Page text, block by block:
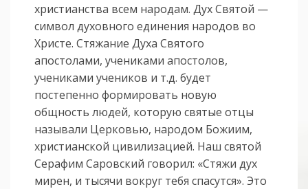
христианства всем народам. Дух Святой —
символ духовного единения народов во
Христе. Стяжание Духа Святого
апостолами, учениками апостолов,
учениками учеников и т.д. будет
постепенно формировать новую
общность людей, которую святые отцы
называли Церковью, народом Божиим,
христианской цивилизацией. Наш святой
Серафим Саровский говорил: «Стяжи дух
мирен, и тысячи вокруг тебя спасутся». Это